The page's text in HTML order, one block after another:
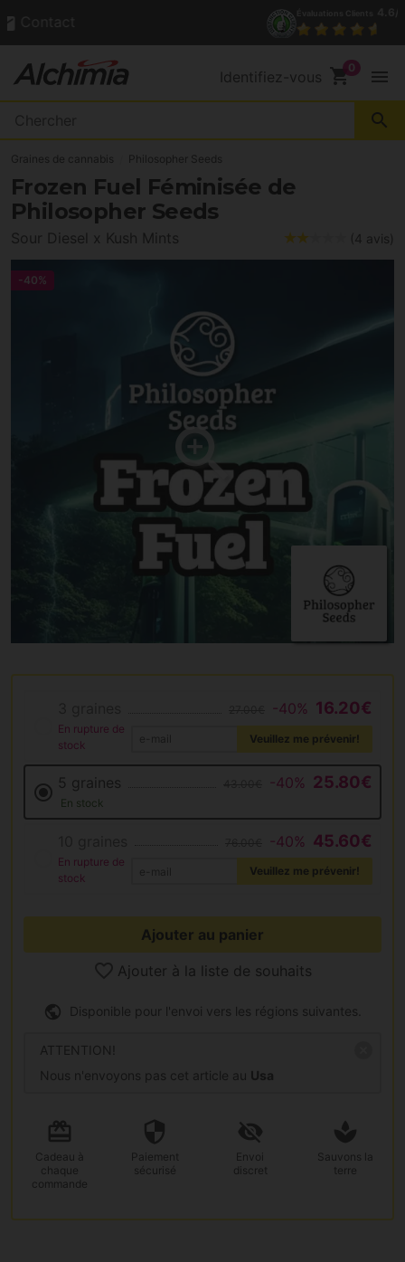
Contact
Identifiez-vous shopping_cart menu
search
Graines de cannabis Philosopher Seeds
Frozen Fuel Féminisée de
Philosopher Seeds
Sour Diesel x Kush Mints (4 avis)
-40%
-40% 16.20€
En rupture de
stock
Veuillez me prévenir!
5 graines -40% 25.80€
En stock
-40% 45.60€
En rupture de
stock
Veuillez me prévenir!
Ajouter au panier
Ajouter à la liste de souhaits
Disponible pour l'envoi vers les régions suivantes.
ATTENTION!
Nous n'envoyons pas cet article au Usa
Cadeau à
chaque
commande
Paiement
sécurisé
Envoi
discret
Sauvons la
terre